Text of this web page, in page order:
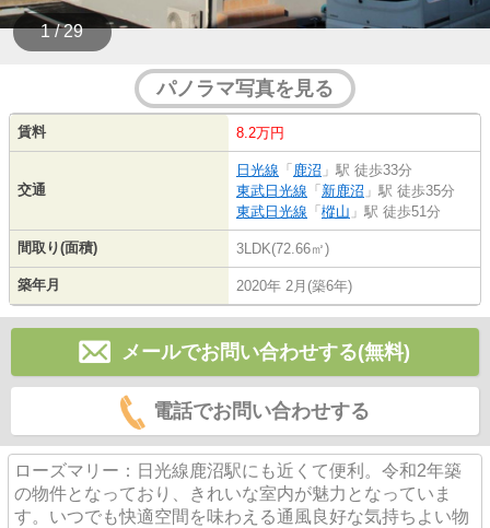
1 / 29
パノラマ写真を見る
賃料 8.2万円
交通
日光線 「 鹿沼 」駅 徒歩33分
東武日光線 「 新鹿沼 」駅 徒歩35分
東武日光線 「 樅山 」駅 徒歩51分
間取り(面積) 3LDK(72.66㎡)
築年月 2020年 2月(築6年)
メールでお問い合わせする(無料)
電話でお問い合わせする
ローズマリー：日光線鹿沼駅にも近くて便利。令和2年築
の物件となっており、きれいな室内が魅力となっていま
す。いつでも快適空間を味わえる通風良好な気持ちよい物